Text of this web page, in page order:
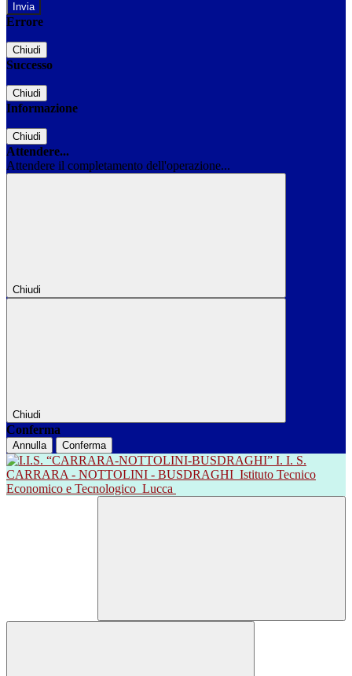
Errore
Chiudi
Successo
Chiudi
Informazione
Chiudi
Attendere...
Attendere il completamento dell'operazione...
Chiudi
Chiudi
Conferma
Annulla Conferma
I. I. S.
CARRARA - NOTTOLINI - BUSDRAGHI Istituto Tecnico
Economico e Tecnologico Lucca